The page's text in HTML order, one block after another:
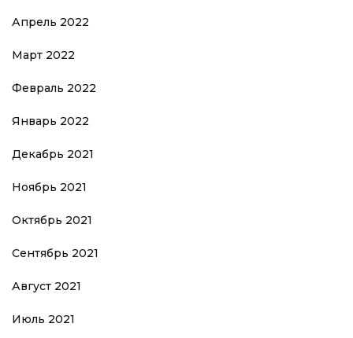
Апрель 2022
Март 2022
Февраль 2022
Январь 2022
Декабрь 2021
Ноябрь 2021
Октябрь 2021
Сентябрь 2021
Август 2021
Июль 2021